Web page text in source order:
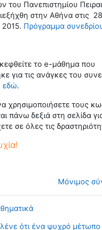
του Πανεπιστημίου
στην Αθήνα στις
2015. Πρόγραμμα
το e-μάθημα που
για τις ανάγκες του
εδώ.
χρησιμοποιήσετε τους
πάνω δεξιά στη σελίδα
σε όλες τις
Μόνιμος
ότι ένα ψυχρό μέτωπο